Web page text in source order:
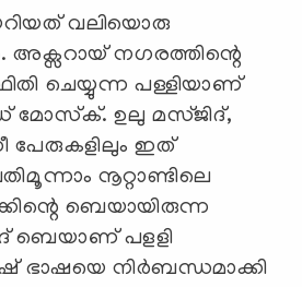
വലിയൊരു
അക്സറായ് നഗരത്തിന്റെ
ചെയ്യുന്ന പള്ളിയാണ്
മോസ്‌ക്. ഉലു മസ്ജിദ്,
പേരുകളിലും ഇത്
നൂറ്റാണ്ടിലെ
ബെയായിരുന്ന
ബെയാണ് പളളി
ഭാഷയെ നിര്‍ബന്ധമാക്കി